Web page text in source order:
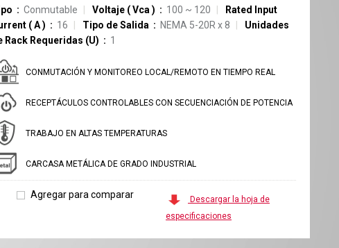
Conmutable Voltaje (Vca ) 100 ~ 120
Rated Input
(A) 16 Tipo de Salida NEMA 5-20R x8
Unidades
Rack Requeridas (U)
1
CONMUTACIÓN Y MONITOREO LOCAL/REMOTO EN TIEMPO REAL
RECEPTÁCULOS CONTROLABLES CON SECUENCIACIÓN DE POTENCIA
TRABAJO EN ALTAS TEMPERATURAS
CARCASA METÁLICA DE GRADO INDUSTRIAL
Agregar para comparar
Descargar la hoja de
especificaciones